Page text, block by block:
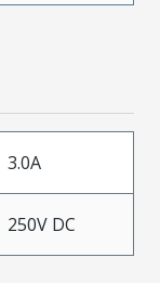
3.0A
250V DC